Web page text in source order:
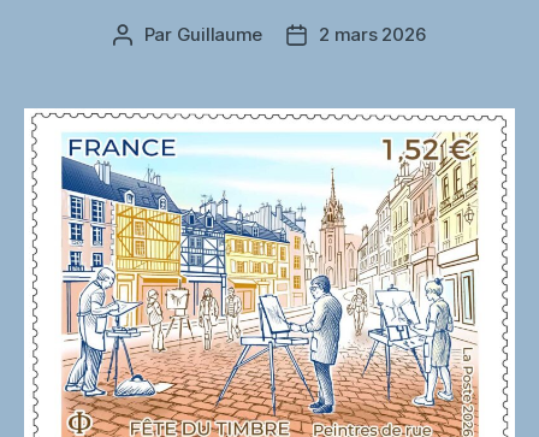
Auteur
Par Guillaume
Date2 mars 2026